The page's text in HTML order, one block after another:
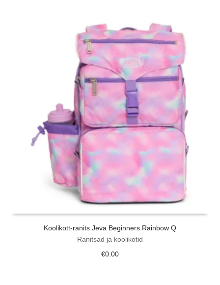
Koolikott-ranits Jeva Beginners Rainbow Q
Ranitsad ja koolikotid
€0.00